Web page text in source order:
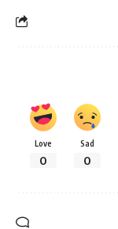
Love
0
Sad
0